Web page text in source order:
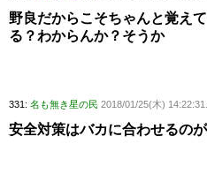
野良だからこそちゃんと覚え
る？わからんか？そうか
331: 名も無き星の民 2018/01/25(木)
安全対策はバカに合わせるの